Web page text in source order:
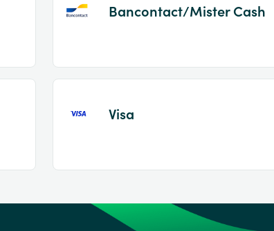
Bancontact/Mister Cash
Visa